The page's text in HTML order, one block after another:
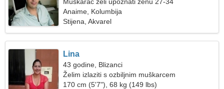
Anaime, Kolumbija
Stijena, Akvarel
Lina
43 godine, Blizanci
Želim izlaziti s ozbiljnim muškarcem
170 cm (5'7"), 68 kg (149 lbs)